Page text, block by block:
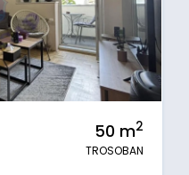
50 m2
TROSOBAN